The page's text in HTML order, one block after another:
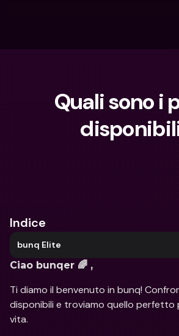
Quali sono i
Indice
bunq Elite
Ciao bunqer 🌈 ,
Ti diamo il benvenuto in bunq!
disponibili e troviamo quello perfetto
vita.